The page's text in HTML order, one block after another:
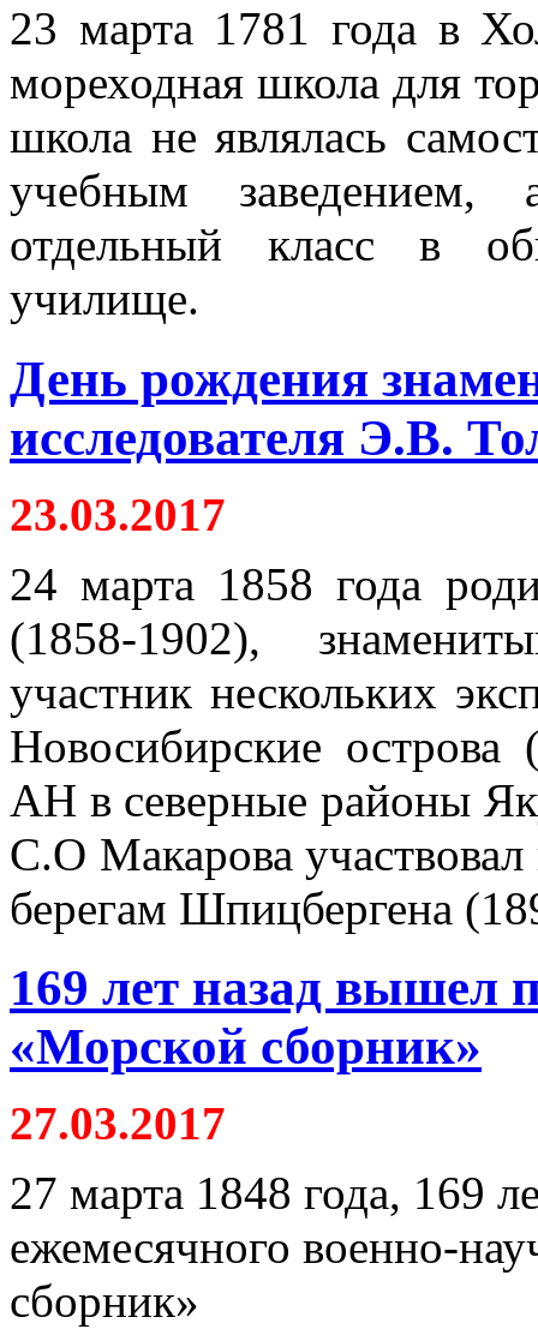
23 марта 1781 года в
мореходная школа для
школа не являлась
учебным заведением,
отдельный класс в
училище.
День рождения
исследователя Э.В.
23.03.2017
24 марта 1858 года
(1858-1902),
участник нескольких
Новосибирские острова
АН в северные районы
С.О Макарова
берегам Шпицбергена
169 лет назад вышел
«Морской сборник»
27.03.2017
27 марта 1848 года, 169
ежемесячного военно-
сборник»